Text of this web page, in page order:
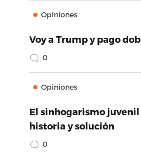
Opiniones
Voy a Trump y pago
0
Opiniones
El sinhogarismo
historia y solución
0